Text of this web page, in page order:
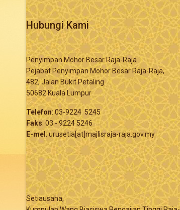
Hubungi Kami
Penyimpan Mohor Besar Raja-Raja
Pejabat Penyimpan Mohor Besar Raja-Raja,
482, Jalan Bukit Petaling
50682 Kuala Lumpur
Telefon: 03-9224 5245
Faks: 03 - 9224 5246
E-mel : urusetia[at]majlisraja-raja.gov.my
Setiausaha,